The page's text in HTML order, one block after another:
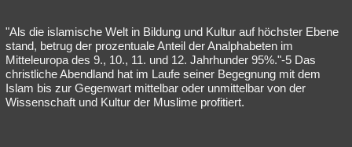
"Als die islamische Welt in Bildung und Kultur auf höchster Ebene
stand, betrug der prozentuale Anteil der Analphabeten im
Mitteleuropa des 9., 10., 11. und 12. Jahrhunder 95%."-5 Das
christliche Abendland hat im Laufe seiner Begegnung mit dem
Islam bis zur Gegenwart mittelbar oder unmittelbar von der
Wissenschaft und Kultur der Muslime profitiert.